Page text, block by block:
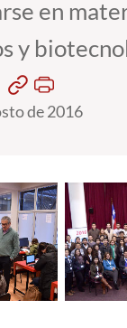
en
y
de 2016